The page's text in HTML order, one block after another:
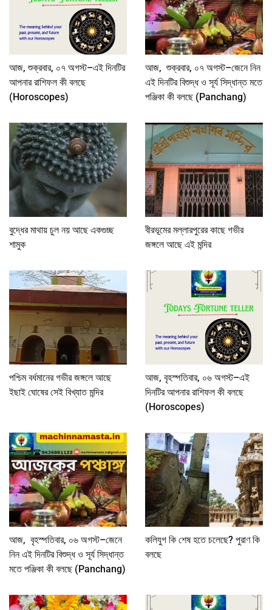
আজ, শুক্রবার, ০৭ অগস্ট–এই দিনটির
আপনার রাশিফল কী বলছে
(Horoscopes)
আজ, শুক্রবার, ০৭ অগস্ট–জেনে নিন
এই দিনটির বিশুদ্ধ ও সূর্য সিদ্ধান্ত মতে
পঞ্জিকা কী বলছে (Panchang)
বুদ্ধের মাথায় চুল নয় আছে একগুচ্ছ
শামুক
বীরভূমের মল্লারপুরের কাছে গভীর
জঙ্গলে আছে এই মন্দির
পশ্চিম বর্ধমানের গভীর জঙ্গলে আছে
ইছাই ঘোষের সেই বিখ্যাত মন্দির
আজ, বৃহস্পতিবার, ০৬ অগস্ট–এই
দিনটির আপনার রাশিফল কী বলছে
(Horoscopes)
আজ, বৃহস্পতিবার, ০৬ অগস্ট–জেনে
নিন এই দিনটির বিশুদ্ধ ও সূর্য সিদ্ধান্ত
মতে পঞ্জিকা কী বলছে (Panchang)
কলিযুগ কি শেষ হতে চলেছে? পুরাণ কি
বলছে